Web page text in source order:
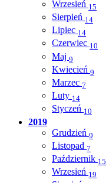
Wrzesień 15
Sierpień 14
Lipiec 14
Czerwiec 10
Maj 9
Kwiecień 9
Marzec 7
Luty 14
Styczeń 10
2019
Grudzień 9
Listopad 7
Październik 15
Wrzesień 19